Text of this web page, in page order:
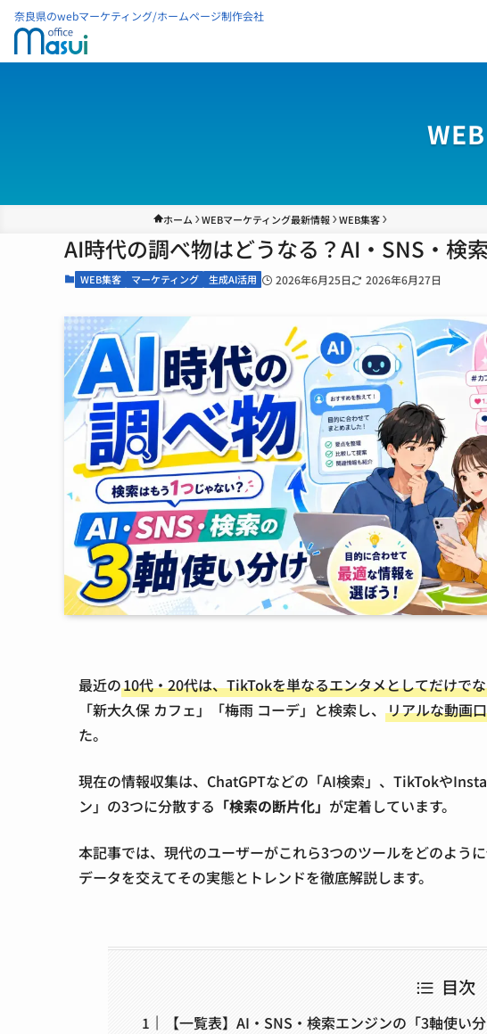
奈良県のwebマーケティング/ホームページ制作会社
ホーム WEBマーケティング最新情報 WEB集客
AI時代の調べ物はどうなる？AI・SNS・検
WEB集客 マーケティング 生成AI活用 2026年6月25日 2026年6月27日
最近の10代・20代は、TikTokを単なるエンタメとしてだけで
「新大久保 カフェ」「梅雨 コーデ」と検索し、 リアルな動画
た。
現在の情報収集は、ChatGPTなどの「AI検索」、TikTokや
ン」の3つに分散する 「検索の断片化」 が定着しています。
本記事では、現代のユーザーがこれら3つのツールをどのよう
データを交えてその実態とトレンドを徹底解説します。
目次
【一覧表】AI・SNS・検索エンジンの「3軸使い